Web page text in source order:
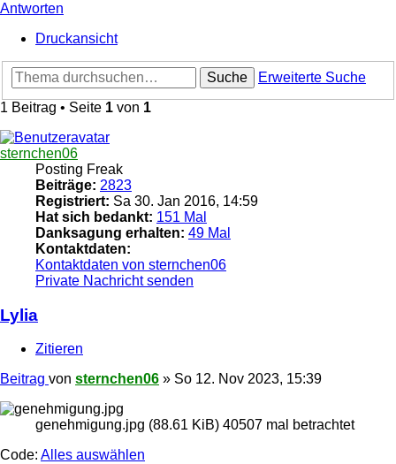
Antworten
Druckansicht
Suche
Erweiterte Suche
1 Beitrag • Seite 1 von 1
sternchen06
Posting Freak
Beiträge: 2823
Registriert: Sa 30. Jan 2016, 14:59
Hat sich bedankt: 151 Mal
Danksagung erhalten: 49 Mal
Kontaktdaten:
Kontaktdaten von sternchen06
Private Nachricht senden
Lylia
Zitieren
Beitrag von sternchen06 » So 12. Nov 2023, 15:39
genehmigung.jpg (88.61 KiB) 40507 mal betrachtet
Code: Alles auswählen